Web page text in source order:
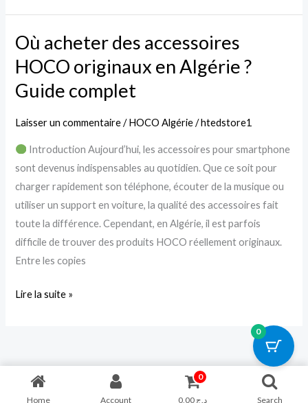
Où acheter des accessoires
HOCO originaux en Algérie ?
Guide complet
Laisser un commentaire /HOCO Algérie/htedstore1
Introduction Aujourd’hui, les accessoires pour smartphone
sont devenus indispensables au quotidien. Que ce soit pour
charger rapidement son téléphone, écouter de la musique ou
utiliser un support en voiture, la qualité des accessoires fait
toute la différence. Cependant, en Algérie, il est parfois
difficile de trouver des produits HOCO réellement originaux.
Entre les copies
Où
acheter
des
accessoires
en
Algérie
?
Guide
complet
Lire la suite »
Home Account
0
د.ج Search
0